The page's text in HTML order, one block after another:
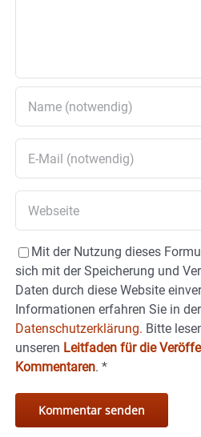
Mit der Nutzung dieses
sich mit der Speicherung und
Daten durch diese Website
Informationen erfahren Sie in der
Datenschutzerklärung. Bitte
unseren Leitfaden für die
Kommentaren. *